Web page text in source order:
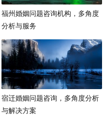
福州婚姻问题咨询机构，多角度
分析与服务
宿迁婚姻问题咨询，多角度分析
与解决方案